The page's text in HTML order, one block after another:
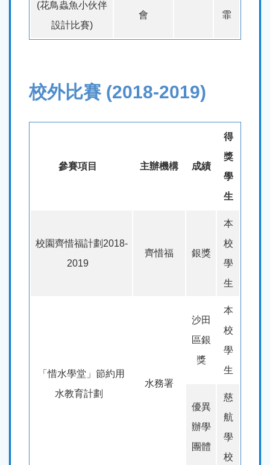
(花鳥蟲魚小伙伴
設計比賽)
會 霏
校外比賽 (2018-2019)
參賽項目 主辦機構 成績
得
獎
學
生
校園齊惜福計劃2018-
2019
齊惜福 銀獎
本
校
學
生
「惜水學堂」節約用
水教育計劃
水務署
沙田
區銀
獎
本
校
學
生
優異
辦學
團體
慈
航
學
校